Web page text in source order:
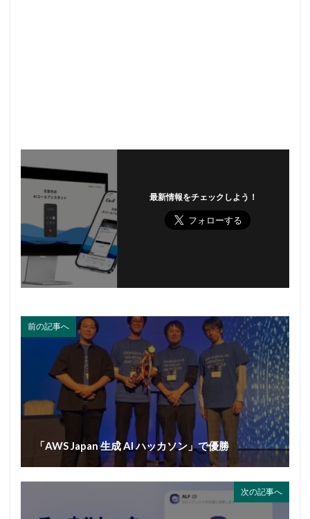
最新情報をチェックしよう！
前の記事へ
「AWS Japan 生成 AI ハッカソン」で優勝
次の記事へ